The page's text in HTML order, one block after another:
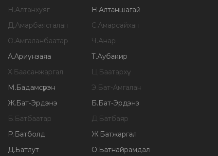
Н.Алтанхуяг Н.Алтаншагай
Д.Амарбаясгалан С.Амарсайхан
О.Амгаланбаатар Ч.Анар
А.Ариунзаяа Т.Аубакир
Х.Баасанжаргал Ц.Баатархүү
М.Бадамсүрэн Э.Бат-Амгалан
Ж.Бат-Эрдэнэ Б.Бат-Эрдэнэ
Б.Батбаатар Д.Батбаяр
Р.Батболд Ж.Батжаргал
Д.Батлут О.Батнайрамдал